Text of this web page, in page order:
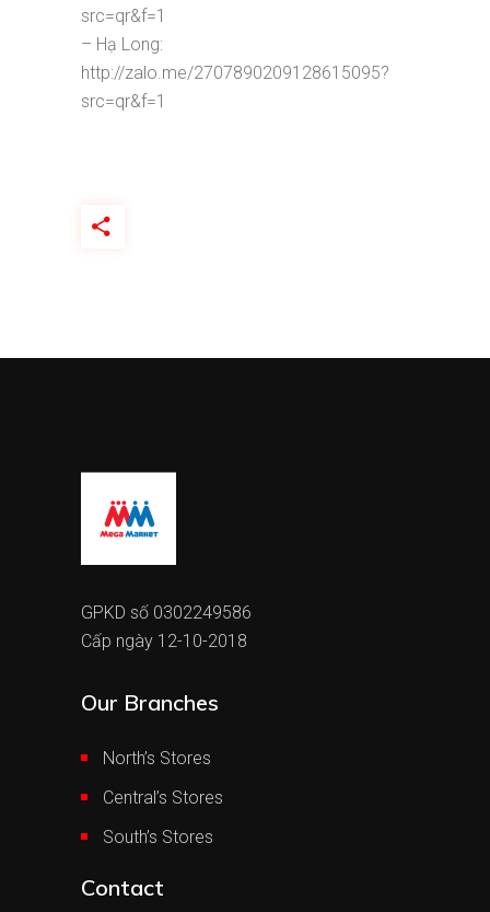
src=qr&f=1
– Hạ Long:
http://zalo.me/2707890209128615095?
src=qr&f=1
GPKD số 0302249586
Cấp ngày 12-10-2018
Our Branches
North’s Stores
Central’s Stores
South’s Stores
Contact